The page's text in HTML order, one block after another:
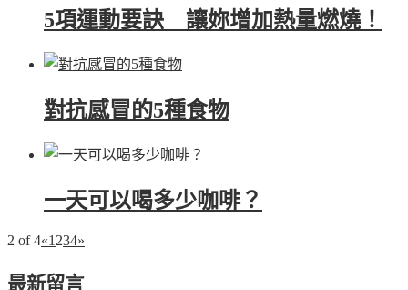
5項運動要訣 讓妳增加熱量燃燒！
對抗感冒的5種食物
一天可以喝多少咖啡？
2 of 4«1 234»
最新留言